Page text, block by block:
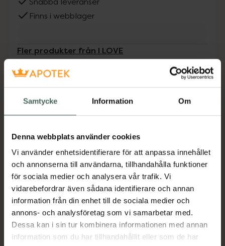
Samtycke Information Om
Denna webbplats använder cookies
Vi använder enhetsidentifierare för att anpassa innehållet
och annonserna till användarna, tillhandahålla funktioner
för sociala medier och analysera vår trafik. Vi
vidarebefordrar även sådana identifierare och annan
information från din enhet till de sociala medier och
annons- och analysföretag som vi samarbetar med.
Dessa kan i sin tur kombinera informationen med annan
information som du har tillhandahållit eller som de har
Finns i webblager
Fler produkter från I LOVE
Aktuella erbjudanden
Jämförpris 0,36 kr/ml
EAN:05060849634724
Kategorier:
Duschkräm och -oljaHudvårdKroppsvård
Innehåll Visa